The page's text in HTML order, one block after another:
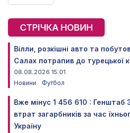
СТРІЧКА НОВИН
Вілли, розкішні авто та
Салах потрапив до турецької
08.08.2026 15:01
Новини
Футбол
Вже мінус 1 456 610 : Генштаб
втрат загарбників за час
Україну